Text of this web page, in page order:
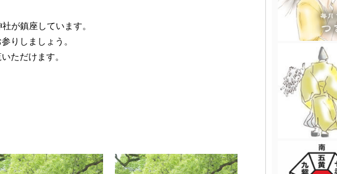
が鎮座しています。
りしましょう。
ただけます。